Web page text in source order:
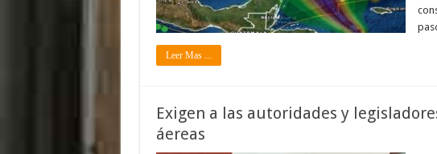
Leer Mas ...
Exigen a las autoridades y
áereas